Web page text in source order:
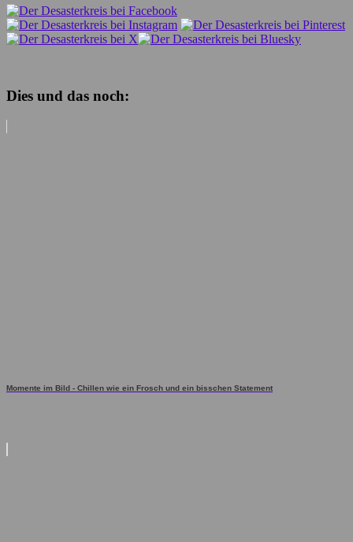
Dies und das noch:
Momente im Bild - Chillen wie ein Frosch und ein bisschen Statement